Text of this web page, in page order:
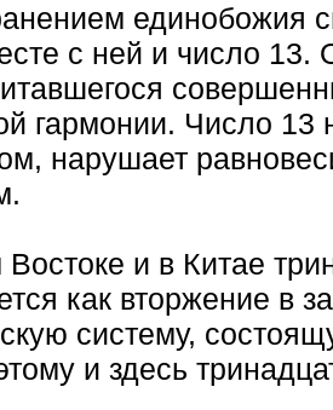
единобожия
с ней и число 13.
гармонии. Число 13
нарушает
и в Китае
как вторжение в
систему,
и здесь